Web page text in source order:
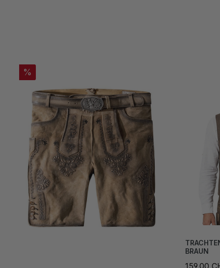
%
BRAUN
159,00